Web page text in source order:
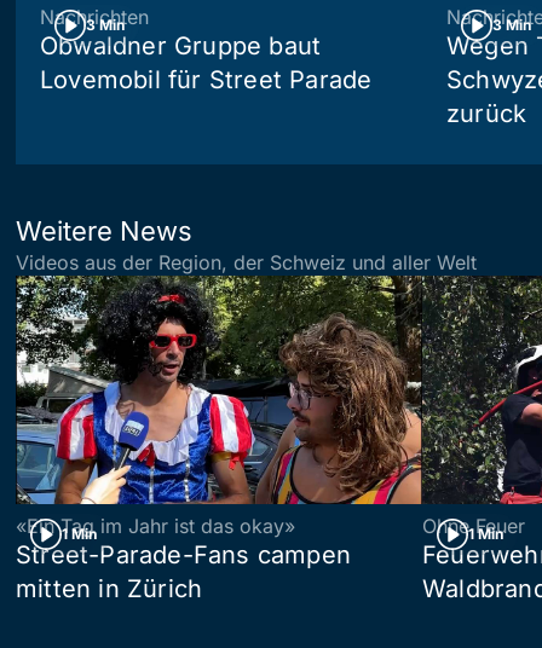
3 Min
Nachrichten
Obwaldner Gruppe baut
Lovemobil für Street Parade
3 Min
Wegen
zurück
Weitere News
Videos aus der Region, der Schweiz und aller Welt
1 Min
«Ein Tag im Jahr ist das okay»
Street-Parade-Fans campen
mitten in Zürich
1 Min
Ohne Feuer